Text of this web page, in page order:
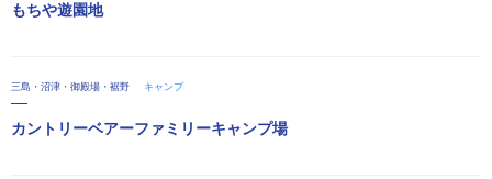
もちや遊園地
三島・沼津・御殿場・裾野 キャンプ
カントリーベアーファミリーキャンプ場